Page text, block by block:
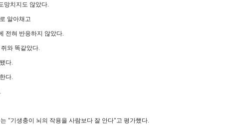
망치지도 않았다.
알아채고
전혀 반응하지 않았다.
와 똑같았다.
다.
다.
"기생충이 뇌의 작용을 사람보다 잘 안다"고 평가했다.